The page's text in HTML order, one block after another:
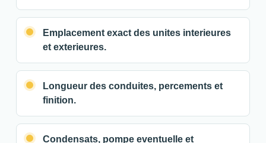
Emplacement exact des unites interieures
et exterieures.
Longueur des conduites, percements et
finition.
Condensats, pompe eventuelle et